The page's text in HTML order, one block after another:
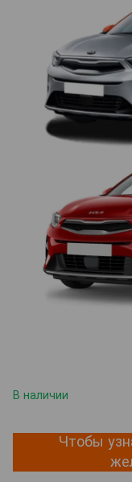
В наличии
Чтобы